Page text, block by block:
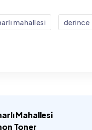
mahallesi derince
Mahallesi
Toner